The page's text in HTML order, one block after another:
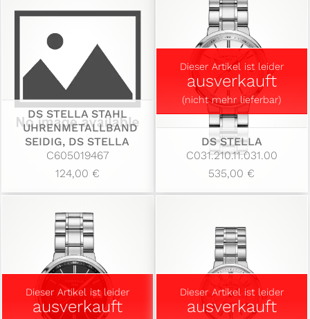
DS STELLA STAHL
UHRENMETALLBAND
SEIDIG, DS STELLA
C605019467
124,00 €
DS STELLA
C031.210.11.031.00
535,00 €
Dieser Artikel ist leider
ausverkauft
(nicht mehr lieferbar)
Dieser Artikel ist leider
ausverkauft
Dieser Artikel ist leider
ausverkauft